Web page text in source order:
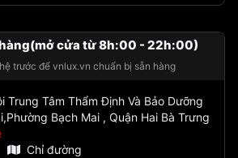
cửa từ 8h:00 - 22h:00)
trước để vnlux.vn chuẩn bị sẵn hàng
Trung Tâm Thẩm Định Và Bảo Dưỡng
Bạch Mai , Quận Hai Bà Trưng
Chỉ đường